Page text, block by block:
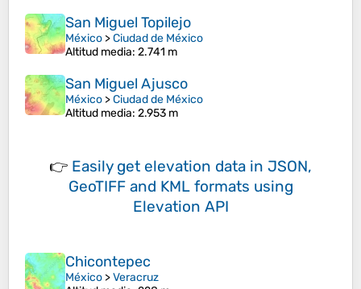
San Miguel Topilejo
México >Ciudad de México
Altitud media: 2.741 m
San Miguel Ajusco
México >Ciudad de México
Altitud media: 2.953 m
👉 Easily get elevation data in JSON,
GeoTIFF and KML formats using
Elevation API
Chicontepec
México >Veracruz